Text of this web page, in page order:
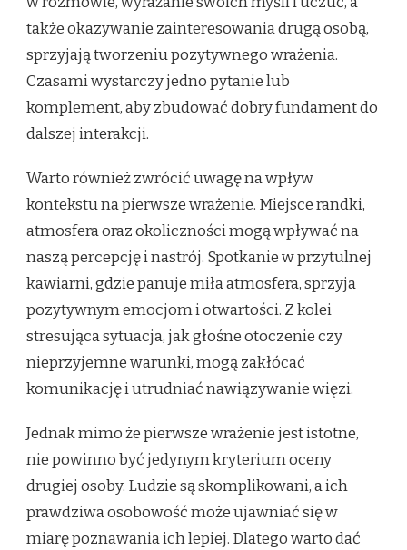
także okazywanie zainteresowania drugą osobą,
sprzyjają tworzeniu pozytywnego wrażenia.
Czasami wystarczy jedno pytanie lub
komplement, aby zbudować dobry fundament do
dalszej interakcji.
Warto również zwrócić uwagę na wpływ
kontekstu na pierwsze wrażenie. Miejsce randki,
atmosfera oraz okoliczności mogą wpływać na
naszą percepcję i nastrój. Spotkanie w przytulnej
kawiarni, gdzie panuje miła atmosfera, sprzyja
pozytywnym emocjom i otwartości. Z kolei
stresująca sytuacja, jak głośne otoczenie czy
nieprzyjemne warunki, mogą zakłócać
komunikację i utrudniać nawiązywanie więzi.
Jednak mimo że pierwsze wrażenie jest istotne,
nie powinno być jedynym kryterium oceny
drugiej osoby. Ludzie są skomplikowani, a ich
prawdziwa osobowość może ujawniać się w
miarę poznawania ich lepiej. Dlatego warto dać